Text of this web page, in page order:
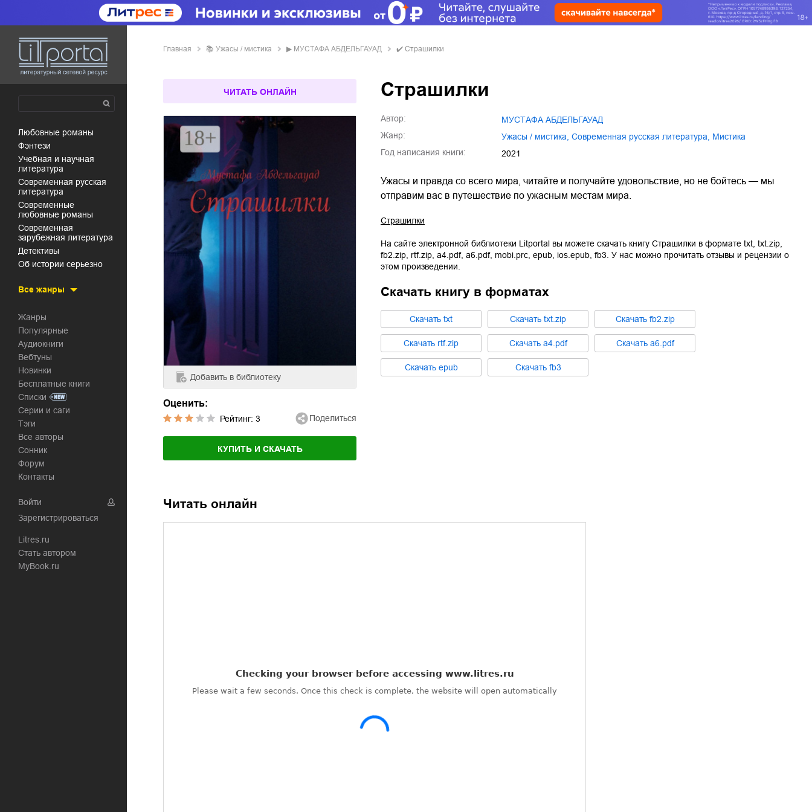
любовные романы
фэнтези
учебная и научная
литература
современная русская
литература
современные
любовные романы
современная
зарубежная литература
детективы
об истории серьезно
Все жанры
Жанры
Популярные
Аудиокниги
Вебтуны
Новинки
Бесплатные книги
Списки
Серии и саги
Тэги
Все авторы
Сонник
Форум
Контакты
Войти
Зарегистрироваться
Litres.ru
Стать автором
MyBook.ru
Главная 📚 ужасы / мистика ▶ МУСТАФА АБДЕЛЬГАУАД ✔️ Страшилки
ЧИТАТЬ ОНЛАЙН
Добавить в библиотеку
Оценить:
Рейтинг: 3 Поделиться
КУПИТЬ И СКАЧАТЬ
Страшилки
Автор:
МУСТАФА АБДЕЛЬГАУАД
Жанр:
ужасы / мистика современная русская литература
мистика
Год написания книги:
2021
Ужасы и правда со всего мира, читайте и получайте удовольствие, но не бойтесь — мы
отправим вас в путешествие по ужасным местам мира.
Страшилки
На сайте электронной библиотеки Litportal вы можете скачать книгу Страшилки в формате txt txt.zip
fb2.zip rtf.zip a4.pdf, a6.pdf, mobi.prc epub ios.epub fb3 . У нас можно прочитать отзывы и рецензии о
этом произведении.
Скачать книгу в форматах
Cкачать txt Cкачать txt.zip Cкачать fb2.zip
Cкачать rtf.zip Cкачать a4.pdf Cкачать a6.pdf
Cкачать epub Cкачать fb3
Читать онлайн